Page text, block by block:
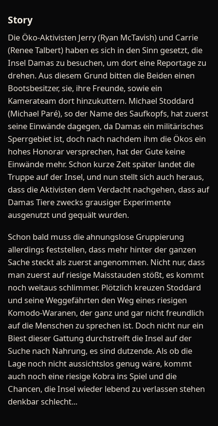
Story
Die Öko-Aktivisten Jerry (Ryan McTavish) und Carrie
(Renee Talbert) haben es sich in den Sinn gesetzt, die
Insel Damas zu besuchen, um dort eine Reportage zu
drehen. Aus diesem Grund bitten die Beiden einen
Bootsbesitzer, sie, ihre Freunde, sowie ein
Kamerateam dort hinzukuttern. Michael Stoddard
(Michael Paré), so der Name des Saufkopfs, hat zuerst
seine Einwände dagegen, da Damas ein militärisches
Sperrgebiet ist, doch nach nachdem ihm die Ökos ein
hohes Honorar versprechen, hat der Gute keine
Einwände mehr. Schon kurze Zeit später landet die
Truppe auf der Insel, und nun stellt sich auch heraus,
dass die Aktivisten dem Verdacht nachgehen, dass auf
Damas Tiere zwecks grausiger Experimente
ausgenutzt und gequält wurden.
Schon bald muss die ahnungslose Gruppierung
allerdings feststellen, dass mehr hinter der ganzen
Sache steckt als zuerst angenommen. Nicht nur, dass
man zuerst auf riesige Maisstauden stößt, es kommt
noch weitaus schlimmer. Plötzlich kreuzen Stoddard
und seine Weggefährten den Weg eines riesigen
Komodo-Waranen, der ganz und gar nicht freundlich
auf die Menschen zu sprechen ist. Doch nicht nur ein
Biest dieser Gattung durchstreift die Insel auf der
Suche nach Nahrung, es sind dutzende. Als ob die
Lage noch nicht aussichtslos genug wäre, kommt
auch noch eine riesige Kobra ins Spiel und die
Chancen, die Insel wieder lebend zu verlassen stehen
denkbar schlecht...